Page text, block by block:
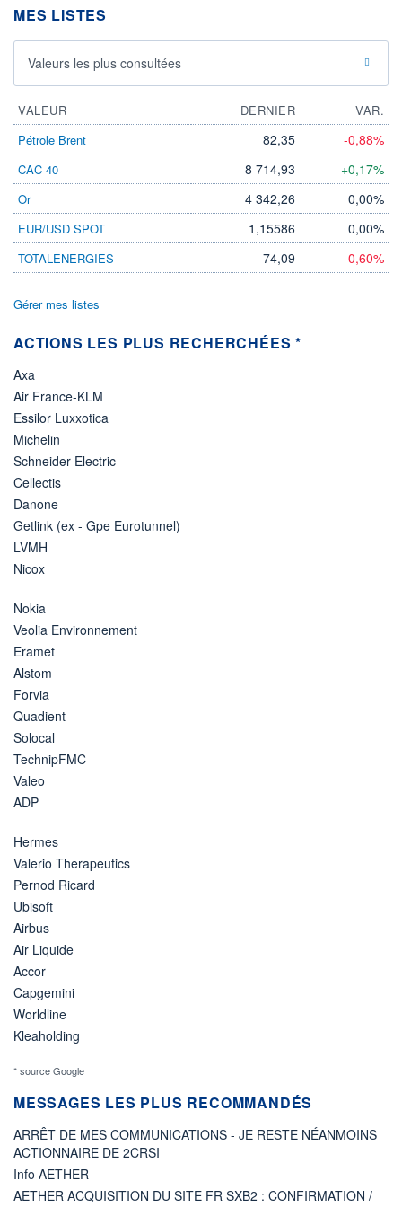
DIVIDENDE
-
PROCHAIN
-
ÉLIGIBILITÉ
Non éligible
Boursobank
+ PORTEFEUILLE + LISTE
MES LISTES
Valeurs les plus consultées
VALEUR DERNIER
VAR.
Pétrole Brent
82,35 -0,88%
CAC 40 8 714,93 +0,17%
Or 4 342,26 0,00%
EUR/USD SPOT 1,15586 0,00%
TOTALENERGIES 74,09 -0,60%
Gérer mes listes
ACTIONS LES PLUS RECHERCHÉES *
Axa
Air France-KLM
Essilor Luxxotica
Michelin
Schneider Electric
Cellectis
Danone
Getlink (ex - Gpe Eurotunnel)
LVMH
Nicox
Nokia
Veolia Environnement
Eramet
Alstom
Forvia
Quadient
Solocal
TechnipFMC
Valeo
ADP
Hermes
Valerio Therapeutics
Pernod Ricard
Ubisoft
Airbus
Air Liquide
Accor
Capgemini
Worldline
Kleaholding
* source Google
MESSAGES LES PLUS RECOMMANDÉS
ARRÊT DE MES COMMUNICATIONS - JE RESTE NÉANMOINS
ACTIONNAIRE DE 2CRSI
Info AETHER
AETHER ACQUISITION DU SITE FR SXB2 : CONFIRMATION /